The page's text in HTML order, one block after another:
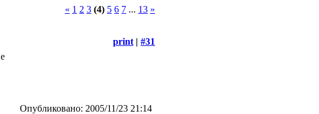
« 1 2 3 (4) 5 6 7 ... 13 »
print | #31
Опубликовано: 2005/11/23 21:14